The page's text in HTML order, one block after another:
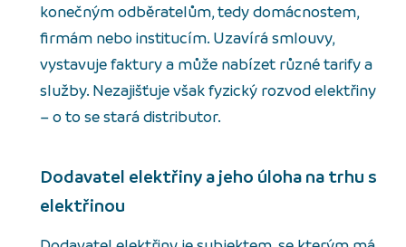
konečným odběratelům, tedy domácnostem,
firmám nebo institucím. Uzavírá smlouvy,
vystavuje faktury a může nabízet různé tarify a
služby. Nezajišťuje však fyzický rozvod elektřiny
– o to se stará distributor.
Dodavatel elektřiny a jeho úloha na trhu s
elektřinou